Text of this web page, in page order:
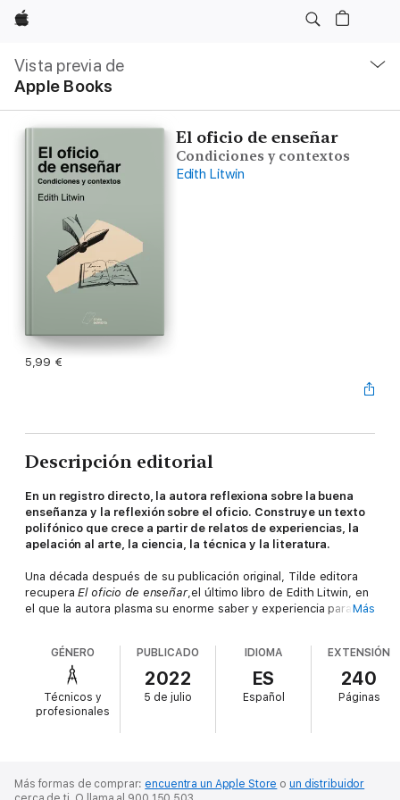
Apple
Vista previa de
Apple Books
local
Abrir
menú
El oficio de enseñar
Condiciones y contextos
Edith Litwin
5,99 €
Descripción editorial
En un registro directo, la autora reflexiona sobre la buena
enseñanza y la reflexión sobre el oficio. Construye un texto
polifónico que crece a partir de relatos de experiencias, la
apelación al arte, la ciencia, la técnica y la literatura.
Una década después de su publicación original, Tilde editora
recuperaEl oficio de enseñar,el último libro de Edith Litwin, en
el que la autora plasma su enorme saber y experiencia para
buena enseñanza, la que inicia siempre con la pregunta sobre lo
relevante y lo que no lo es. El teatro, el cine, las exposiciones
de arte, la música, son todas oportunidades para enriquecer el
saber práctico, rico en conceptualizaciones pedagógicas y
didácticas. Litwin expone en este trabajo una manera de pensar
la enseñanza. Tal vez allí resida su vigencia.
Más
GÉNERO
Técnicos y
profesionales
PUBLICADO
2022
5 de julio
IDIOMA
ES
Español
EXTENSIÓN
240
Páginas
Más formas de comprar: encuentra un Apple Store oun distribuidor